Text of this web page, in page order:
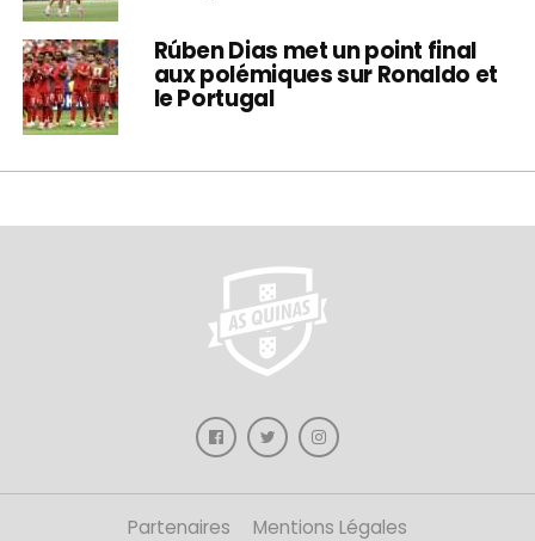
Rúben Dias met un point final
aux polémiques sur Ronaldo et
le Portugal
Partenaires Mentions Légales